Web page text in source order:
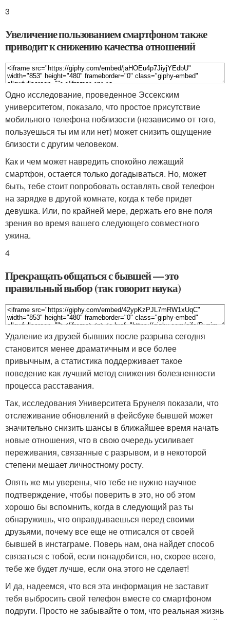
3
Увеличение пользованием смартфоном также
приводит к снижению качества отношений
Одно исследование, проведенное Эссекским
университетом, показало, что простое присутствие
мобильного телефона поблизости (независимо от того,
пользуешься ты им или нет) может снизить ощущение
близости с другим человеком.
Как и чем может навредить спокойно лежащий
смартфон, остается только догадываться. Но, может
быть, тебе стоит попробовать оставлять свой телефон
на зарядке в другой комнате, когда к тебе придет
девушка. Или, по крайней мере, держать его вне поля
зрения во время вашего следующего совместного
ужина.
4
Прекращать общаться с бывшей — это
правильный выбор (так говорит наука)
Удаление из друзей бывших после разрыва сегодня
становится менее драматичным и все более
привычным, а статистика поддерживает такое
поведение как лучший метод снижения болезненности
процесса расставания.
Так, исследования Университета Брунеля показали, что
отслеживание обновлений в фейсбуке бывшей может
значительно снизить шансы в ближайшее время начать
новые отношения, что в свою очередь усиливает
переживания, связанные с разрывом, и в некоторой
степени мешает личностному росту.
Опять же мы уверены, что тебе не нужно научное
подтверждение, чтобы поверить в это, но об этом
хорошо бы вспомнить, когда в следующий раз ты
обнаружишь, что оправдываешься перед своими
друзьями, почему все еще не отписался от своей
бывшей в инстаграме. Поверь нам, она найдет способ
связаться с тобой, если понадобится, но, скорее всего,
тебе же будет лучше, если она этого не сделает!
И да, надеемся, что вся эта информация не заставит
тебя выбросить свой телефон вместе со смартфоном
подруги. Просто не забывайте о том, что реальная жизнь